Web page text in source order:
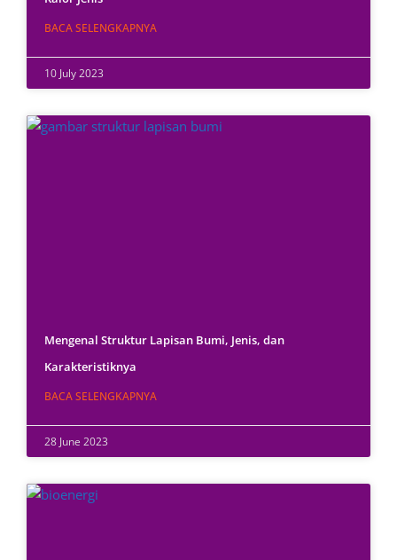
BACA SELENGKAPNYA
10 July 2023
Mengenal Struktur Lapisan Bumi, Jenis, dan
Karakteristiknya
BACA SELENGKAPNYA
28 June 2023